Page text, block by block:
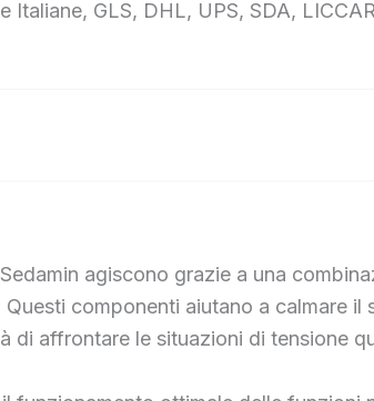
GLS, DHL, UPS, SDA,
agiscono grazie a una
componenti aiutano a calmare
di affrontare le situazioni di tensione